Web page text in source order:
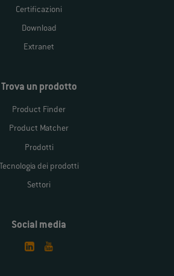
Certificazioni
Download
Extranet
Trova un prodotto
Product Finder
Product Matcher
Prodotti
Tecnologia dei prodotti
Settori
Social media